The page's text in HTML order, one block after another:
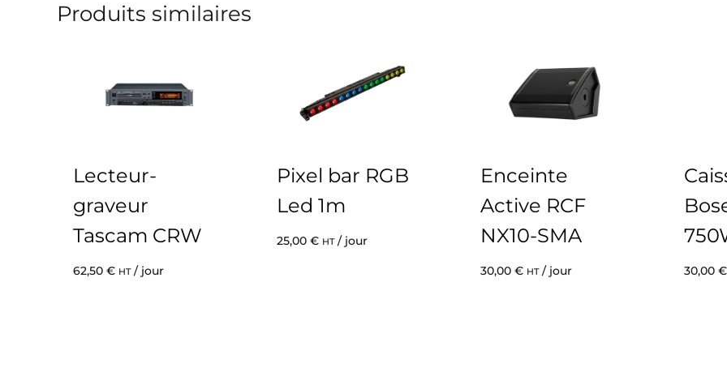
Produits similaires
Lecteur-
graveur
Tascam CRW
62,50 € HT/ jour
Pixel bar RGB
Led 1m
25,00 € HT/ jour
Enceinte
Active RCF
NX10-SMA
30,00 € HT/ jour 30,00 €